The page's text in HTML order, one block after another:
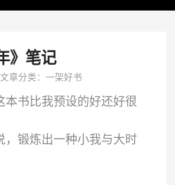
》笔记
文章分类：一架好书
本书比我预设的好还好很
，锻炼出一种小我与大时